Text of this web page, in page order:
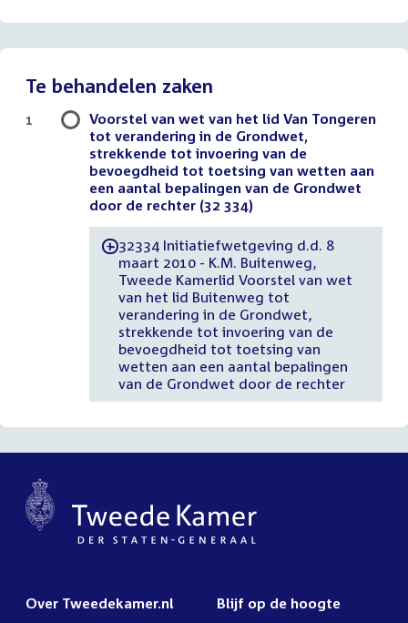
Te behandelen zaken
Voorstel van wet van het lid Van Tongeren
tot verandering in de Grondwet,
strekkende tot invoering van de
bevoegdheid tot toetsing van wetten aan
een aantal bepalingen van de Grondwet
door de rechter (32 334)
-32334 Initiatiefwetgeving d.d. 8
maart 2010 - K.M. Buitenweg,
Tweede Kamerlid Voorstel van wet
van het lid Buitenweg tot
verandering in de Grondwet,
strekkende tot invoering van de
bevoegdheid tot toetsing van
wetten aan een aantal bepalingen
van de Grondwet door de rechter
1
Over Tweedekamer.nl Blijf op de hoogte